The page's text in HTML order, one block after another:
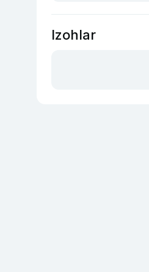
Izohlar